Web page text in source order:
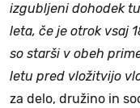
izgubljeni dohodek
leta, če je otrok vsaj
so starši v obeh
letu pred vložitvijo
za delo, družino in